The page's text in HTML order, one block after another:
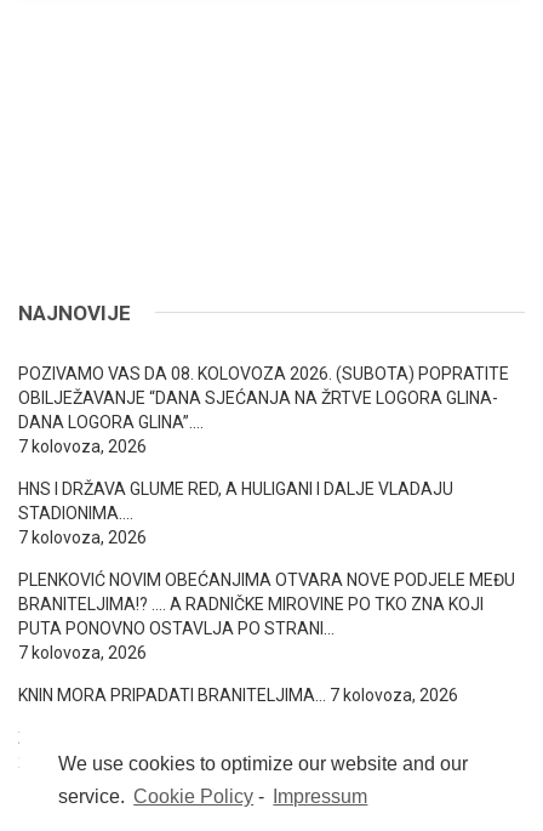
We use cookies to optimize our website and our
service. Cookie Policy - Impressum
NAJNOVIJE
POZIVAMO VAS DA 08. KOLOVOZA 2026. (SUBOTA) POPRATITE
OBILJEŽAVANJE “DANA SJEĆANJA NA ŽRTVE LOGORA GLINA-
DANA LOGORA GLINA”….
7 kolovoza, 2026
HNS I DRŽAVA GLUME RED, A HULIGANI I DALJE VLADAJU
STADIONIMA….
7 kolovoza, 2026
PLENKOVIĆ NOVIM OBEĆANJIMA OTVARA NOVE PODJELE MEĐU
BRANITELJIMA!? …. A RADNIČKE MIROVINE PO TKO ZNA KOJI
PUTA PONOVNO OSTAVLJA PO STRANI…
7 kolovoza, 2026
KNIN MORA PRIPADATI BRANITELJIMA… 7 kolovoza, 2026
ŽIVIMO LI U VREMENIMA POVRATKA STVORITELJA?